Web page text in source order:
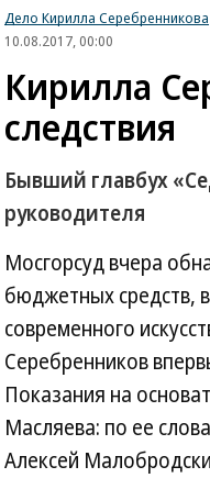
Дело Кирилла Серебренникова
10.08.2017, 00:00
Кирилла
следствия
Бывший главбух
руководителя
Мосгорсуд вчера
бюджетных средств,
современного
Серебренников
Показания на
Масляева: по ее
Алексей